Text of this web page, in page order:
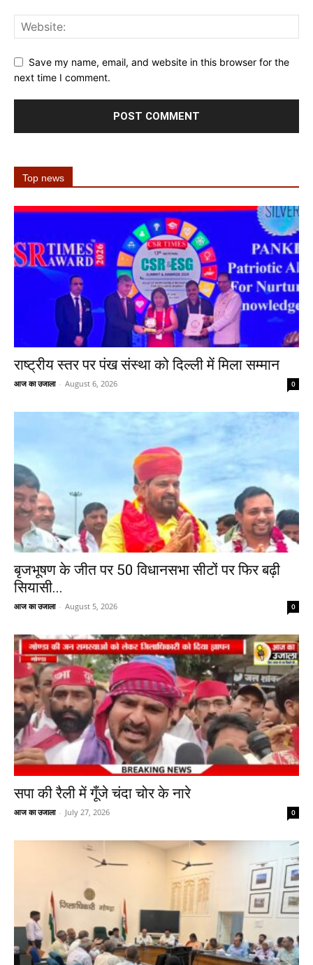
Save my name, email, and website in this browser for the
next time I comment.
Top news
राष्ट्रीय स्तर पर पंख संस्था को दिल्ली में मिला सम्मान
आज का उजाला - August 6, 2026 0
बृजभूषण के जीत पर 50 विधानसभा सीटों पर फिर बढ़ी
सियासी...
आज का उजाला - August 5, 2026 0
सपा की रैली में गूँजे चंदा चोर के नारे
आज का उजाला - July 27, 2026 0